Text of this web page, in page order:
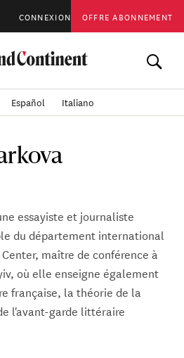
CONNEXION OFFRE ABONNEMENT
Español Italiano
essayiste et journaliste
du département international
maître de conférence à
où elle enseigne également
française, la théorie de la
l'avant-garde littéraire